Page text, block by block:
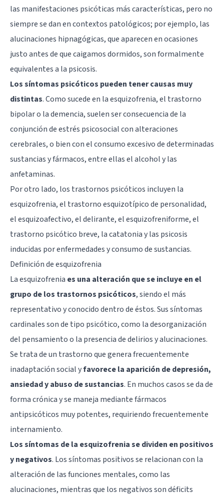
las manifestaciones psicóticas más características, pero no
siempre se dan en contextos patológicos; por ejemplo, las
alucinaciones hipnagógicas, que aparecen en ocasiones
justo antes de que caigamos dormidos, son formalmente
equivalentes a la psicosis.
Los síntomas psicóticos pueden tener causas muy
distintas. Como sucede en la esquizofrenia, el trastorno
bipolar o la demencia, suelen ser consecuencia de la
conjunción de estrés psicosocial con alteraciones
cerebrales, o bien con el consumo excesivo de determinadas
sustancias y fármacos, entre ellas el alcohol y las
anfetaminas.
Por otro lado, los trastornos psicóticos incluyen la
esquizofrenia, el trastorno esquizotípico de personalidad,
el esquizoafectivo, el delirante, el esquizofreniforme, el
trastorno psicótico breve, la catatonia y las psicosis
inducidas por enfermedades y consumo de sustancias.
Definición de esquizofrenia
La esquizofrenia es una alteración que se incluye en el
grupo de los trastornos psicóticos, siendo el más
representativo y conocido dentro de éstos. Sus síntomas
cardinales son de tipo psicótico, como la desorganización
del pensamiento o la presencia de delirios y alucinaciones.
Se trata de un trastorno que genera frecuentemente
inadaptación social yfavorece la aparición de depresión,
ansiedad y abuso de sustancias. En muchos casos se da de
forma crónica y se maneja mediante fármacos
antipsicóticos muy potentes, requiriendo frecuentemente
internamiento.
Los síntomas de la esquizofrenia se dividen en positivos
y negativos. Los síntomas positivos se relacionan con la
alteración de las funciones mentales, como las
alucinaciones, mientras que los negativos son déficits